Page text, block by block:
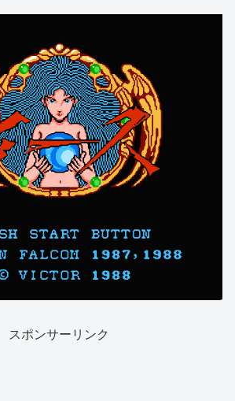
スポンサーリンク